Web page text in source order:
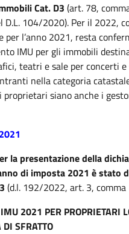
Cat. D3 (art. 78,
D.L. 104/2020). Per il 2022,
per l’anno 2021, resta
IMU per gli immobili
teatri e sale per concerti
nella categoria
proprietari siano anche i
la presentazione della
di imposta 2021 è stato
(d.l. 192/2022, art. 3, comma
2021 PER PROPRIETARI
SFRATTO